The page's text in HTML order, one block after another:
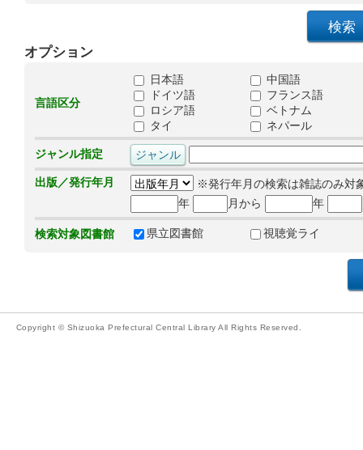
オプション
言語区分
日本語
中国語
ドイツ語
フランス語
ロシア語
ベトナム
タイ
ネパール
ジャンル指定
出版／発行年月
※発行年月の検索は雑誌のみ対
年
月から 年
検索対象図書館 県立図書館 視聴覚ライ
Copyright © Shizuoka Prefectural Central Library All Rights Reserved.